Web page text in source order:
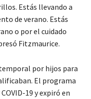
Estás llevando a
de verano. Estás
o por el cuidado
Fitzmaurice.
por hijos para
El programa
19 y expiró en